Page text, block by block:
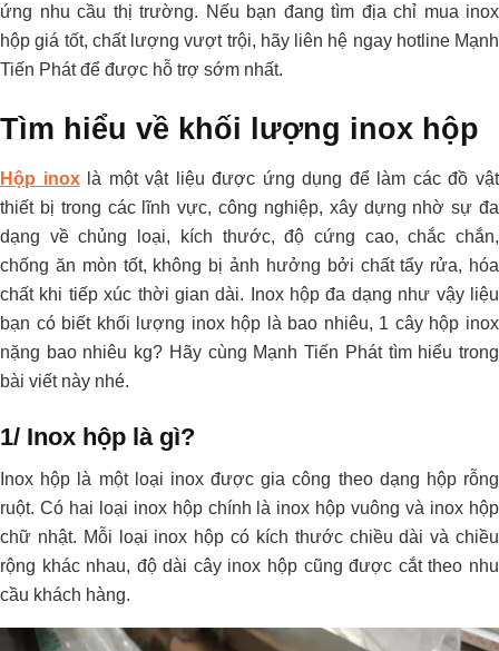
ứng nhu cầu thị trường. Nếu bạn đang tìm địa chỉ mua inox
hộp giá tốt, chất lượng vượt trội, hãy liên hệ ngay hotline Mạnh
Tiến Phát để được hỗ trợ sớm nhất.
Tìm hiểu về khối lượng inox hộp
Hộp inoxlà một vật liệu được ứng dụng để làm các đồ vật
thiết bị trong các lĩnh vực, công nghiệp, xây dựng nhờ sự đa
dạng về chủng loại, kích thước, độ cứng cao, chắc chắn,
chống ăn mòn tốt, không bị ảnh hưởng bởi chất tẩy rửa, hóa
chất khi tiếp xúc thời gian dài. Inox hộp đa dạng như vậy liệu
bạn có biết khối lượng inox hộp là bao nhiêu, 1 cây hộp inox
nặng bao nhiêu kg? Hãy cùng Mạnh Tiến Phát tìm hiểu trong
bài viết này nhé.
1/ Inox hộp là gì?
Inox hộp là một loại inox được gia công theo dạng hộp rỗng
ruột. Có hai loại inox hộp chính là inox hộp vuông và inox hộp
chữ nhật. Mỗi loại inox hộp có kích thước chiều dài và chiều
rộng khác nhau, độ dài cây inox hộp cũng được cắt theo nhu
cầu khách hàng.